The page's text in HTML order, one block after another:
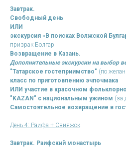
Завтрак.
Свободный день
ИЛИ
экскурсия «В поисках Волжской
призрак Болгар
Возвращение в Казань.
Дополнительные экскурсии на выбор
"Татарское гостеприимство" (по
класс по приготовлению эчпочмака
ИЛИ участие в красочном
"KAZAN" с национальным ужином (за
Самостоятельное возвращение в
День 4: Раифа + Свияжск
Завтрак. Раифский монастырь